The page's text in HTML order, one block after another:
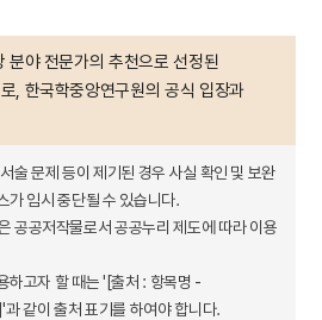
분야 전문가의 추천으로 선정된
, 한국학중앙연구원의 공식 입장과
술 문제 등이 제기된 경우 사실 확인 및 보완
가 임시 중단될 수 있습니다.
공공저작물로서 공공누리 제도에 따라 이용
하고자 할 때는 '[출처 : 항목명 -
같이 출처 표기를 하여야 합니다.